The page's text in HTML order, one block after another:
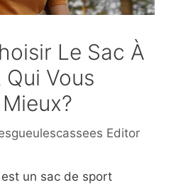
Le Sac À
Vous
Editor
un sac de sport